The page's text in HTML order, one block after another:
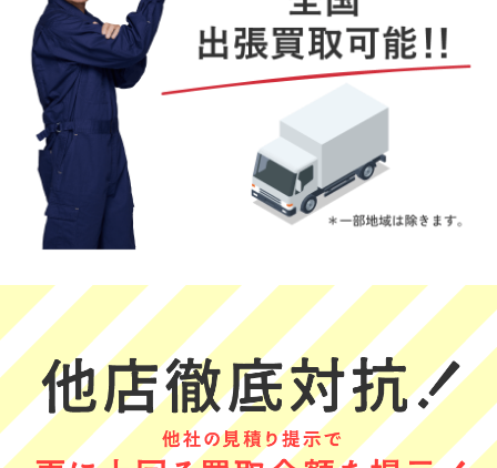
TAKO TSUBU
★★★★★
事前連絡から当
日の対応まで非
常に丁寧で大変
安心感のある出
張買い取りでし
た。査定根拠も
明確に説明いた
さを感じまし
た。初めて利用
する方にも自信
をもってオスス
メできる業者で
す。
(Googleのクチコミか
ら引用)
2026年06月01日
うずまきナルト
★★★★★
(Googleのクチコミか
ら引用)
2026年05月30日
★★★★★
かりました
(Googleのクチコミか
2026年05月29日
みやみぃ アミーアミー Yoshii